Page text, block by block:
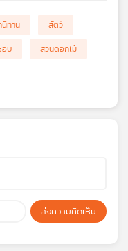
นิทาน
สัตว์
อบ
สวนดอกไม้
ส่งความคิดเห็น